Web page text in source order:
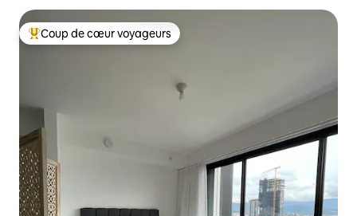
Coup de cœur voyageurs parmi les plus aimés
Coup de cœur voyageurs